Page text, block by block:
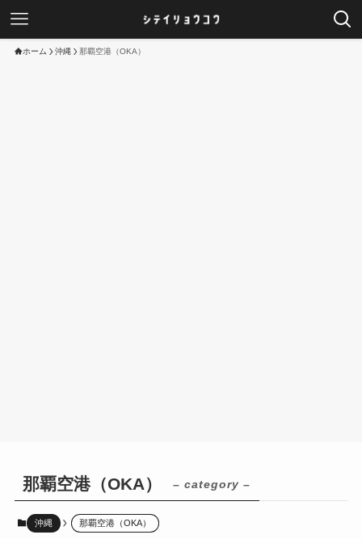
ホーム 沖縄 那覇空港（OKA）
那覇空港（OKA） – category –
沖縄 那覇空港（OKA）